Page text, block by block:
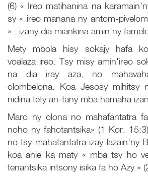
(6) « Ireo matihanina na
sy « ireo manana ny antom-
» : izany dia miankina amin'ny
Mety mbola hisy sokajy hafa
voalaza ireo. Tsy misy amin'ireo
na dia iray aza, no
olombelona. Koa Jesosy mihitsy
nidina tety an-tany mba hamaha
Maro ny olona no mahafantatra
noho ny fahotantsika» (1 Kor.
no tsy mahafantatra izay lazain'ny
koa anie ka maty « mba tsy ho
tenantsika intsony isika fa ho Azy »